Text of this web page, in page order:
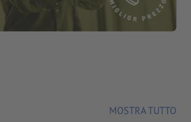
MOSTRA TUTTO